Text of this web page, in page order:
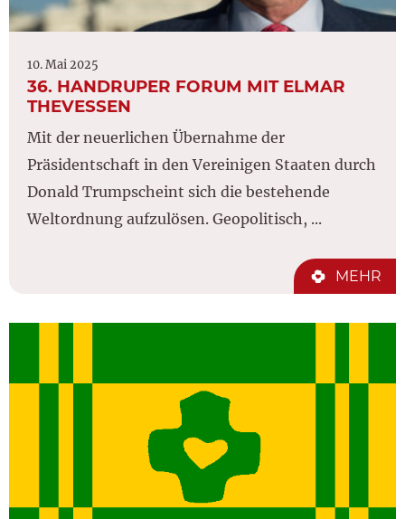
10. Mai 2025
36. HANDRUPER FORUM MIT ELMAR
THEVESSEN
Mit der neuerlichen Übernahme der
Präsidentschaft in den Vereinigen Staaten durch
Donald Trumpscheint sich die bestehende
Weltordnung aufzulösen. Geopolitisch, ...
MEHR